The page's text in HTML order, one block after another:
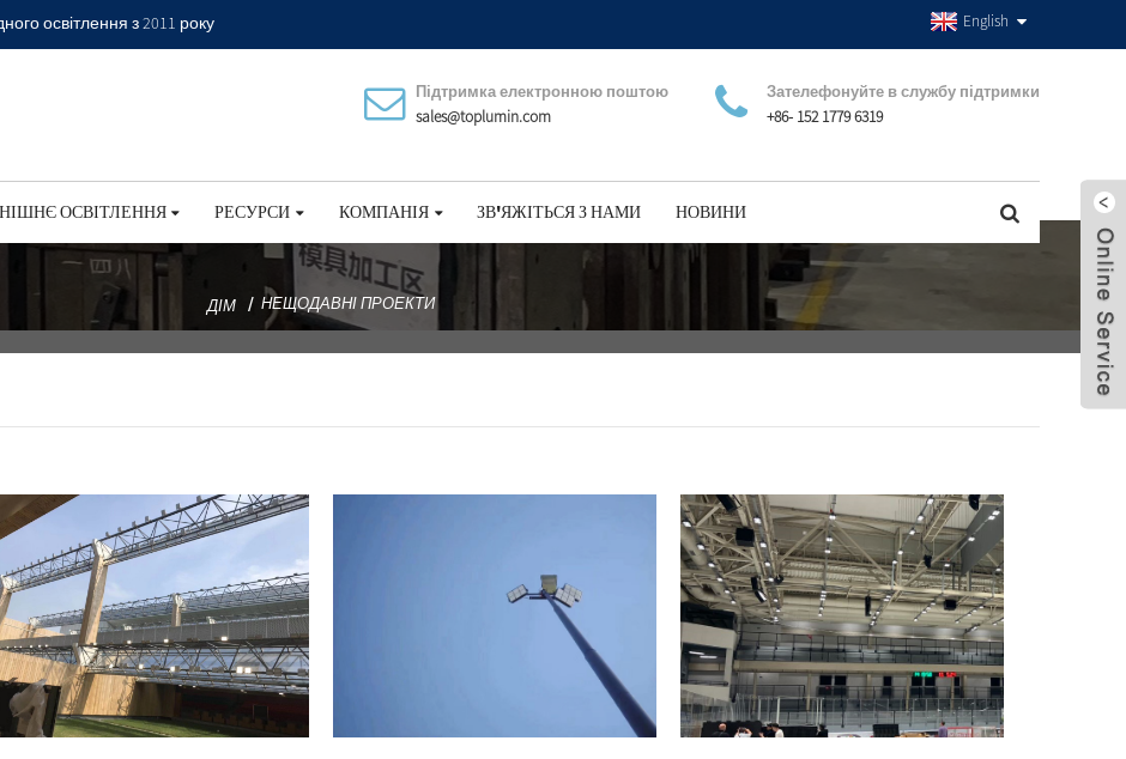
освітлення з 2011 року English
Підтримка електронною поштою
sales@toplumin.com
Зателефонуйте в службу підтримки
+86- 152 1779 6319
ОСВІТЛЕННЯ РЕСУРСИ КОМПАНІЯ ЗВ'ЯЖІТЬСЯ З НАМИ НОВИНИ
ДІМ НЕЩОДАВНІ ПРОЕКТИ